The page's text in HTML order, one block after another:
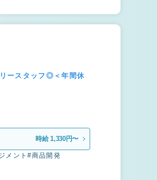
リースタッフ◎＜年間休
時給 1,330円〜
メント#商品開発